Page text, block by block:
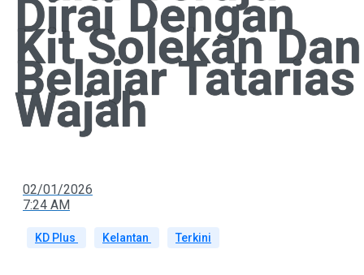
Dirai Dengan
Kit Solekan Dan
Belajar Tatarias
Wajah
02/01/2026
7:24 AM
KD Plus Kelantan Terkini